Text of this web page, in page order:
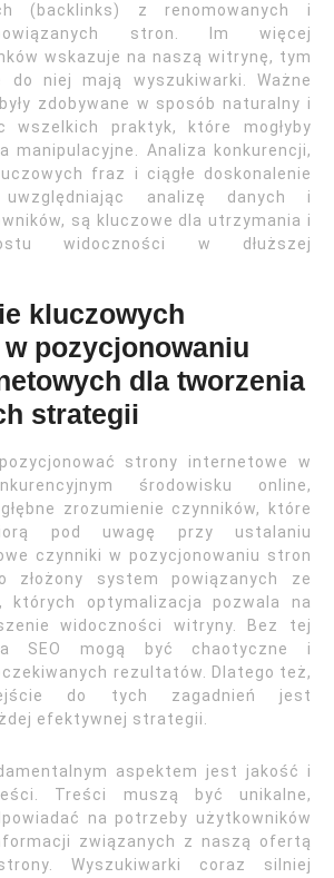
(backlinks) z renomowanych i
stron. Im więcej
wskazuje na naszą witrynę, tym
do niej mają wyszukiwarki. Ważne
zdobywane w sposób naturalny i
wszelkich praktyk, które mogłyby
manipulacyjne. Analiza konkurencji,
fraz i ciągłe doskonalenie
analizę danych i
są kluczowe dla utrzymania i
widoczności w dłuższej
kluczowych
pozycjonowaniu
dla tworzenia
strategii
strony internetowe w
środowisku online,
zrozumienie czynników, które
pod uwagę przy ustalaniu
czynniki w pozycjonowaniu stron
złożony system powiązanych ze
których optymalizacja pozwala na
widoczności witryny. Bez tej
SEO mogą być chaotyczne i
rezultatów. Dlatego też,
do tych zagadnień jest
efektywnej strategii.
aspektem jest jakość i
Treści muszą być unikalne,
na potrzeby użytkowników
związanych z naszą ofertą
Wyszukiwarki coraz silniej